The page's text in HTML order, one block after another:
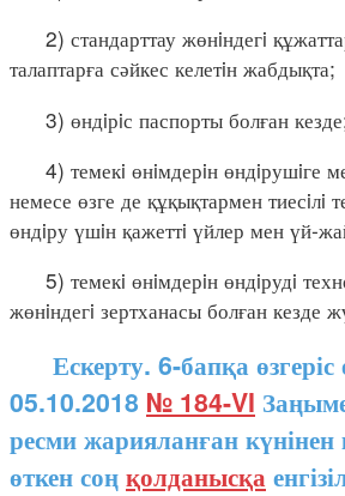
2) стандарттау жөнiндегi
талаптарға сәйкес келетiн жабдықта;
3) өндiрiс паспорты болған
4) темекi өнiмдерiн өндiрушiге
немесе өзге де құқықтармен тиесiлi
өндiру үшiн қажеттi үйлер мен үй-
5) темекi өнiмдерiн өндiрудi
жөнiндегi зертханасы болған кезде
Ескерту. 6-бапқа өзгеріс
05.10.2018 № 184-VI
ресми жарияланған күнінен
өткен соңқолданысқа